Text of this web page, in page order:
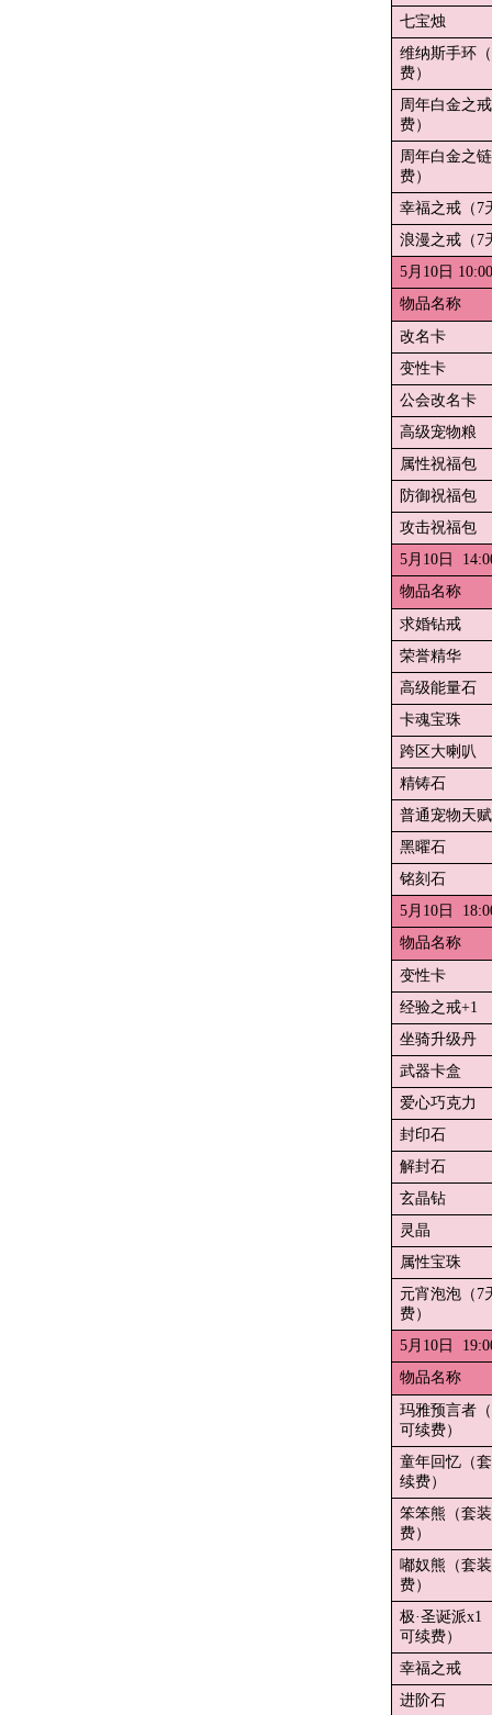
七宝烛
维纳斯手环
费）
周年白金之
费）
周年白金之
费）
幸福之戒（7
浪漫之戒（7
5月10日
物品名称
改名卡
变性卡
公会改名卡
高级宠物粮
属性祝福包
防御祝福包
攻击祝福包
5月10日
物品名称
求婚钻戒
荣誉精华
高级能量石
卡魂宝珠
跨区大喇叭
精铸石
普通宠物天
黑曜石
铭刻石
5月10日
物品名称
变性卡
经验之戒+1
坐骑升级丹
武器卡盒
爱心巧克力
封印石
解封石
玄晶钻
灵晶
属性宝珠
元宵泡泡（7
费）
5月10日
物品名称
玛雅预言者
可续费）
童年回忆（
续费）
笨笨熊（套
费）
嘟奴熊（套
费）
极·圣诞派x1
可续费）
幸福之戒
进阶石